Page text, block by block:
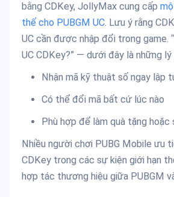
bằng CDKey, JollyMax cung cấp
thế cho PUBGM UC. Lưu ý rằng
UC cần được nhập đổi trong game.
UC CDKey?” — dưới đây là những lý
Nhận mã kỹ thuật số ngay lập
Có thể đổi mã bất cứ lúc nào
Phù hợp để làm quà tặng hoặc
Nhiều người chơi PUBG Mobile ưu
CDKey trong các sự kiện giới hạn
hợp tác thương hiệu giữa PUBGM